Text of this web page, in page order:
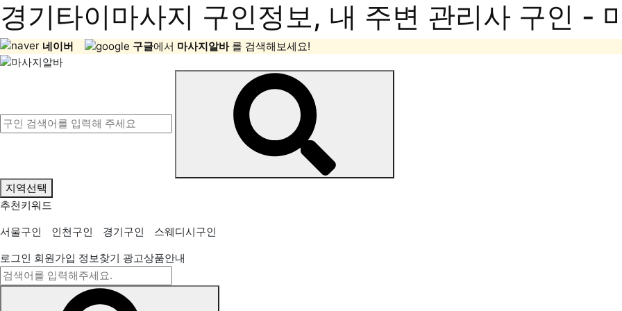
경기타이마사지 구인정보, 내 주변 관리사 구인 -
네이버 구글에서 마사지알바 를 검색해보세요!
지역선택
추천키워드
서울구인
인천구인 경기구인
스웨디시구인
로그인 회원가입 정보찾기 광고상품안내